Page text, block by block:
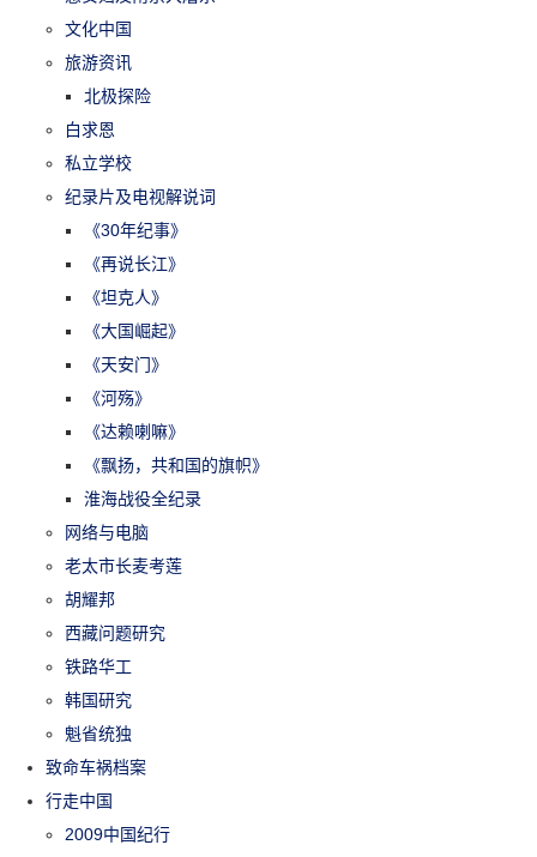
文化中国
旅游资讯
北极探险
白求恩
私立学校
纪录片及电视解说词
《30年纪事》
《再说长江》
《坦克人》
《大国崛起》
《天安门》
《河殇》
《达赖喇嘛》
《飘扬，共和国的旗帜》
淮海战役全纪录
网络与电脑
老太市长麦考莲
胡耀邦
西藏问题研究
铁路华工
韩国研究
魁省统独
致命车祸档案
行走中国
2009中国纪行